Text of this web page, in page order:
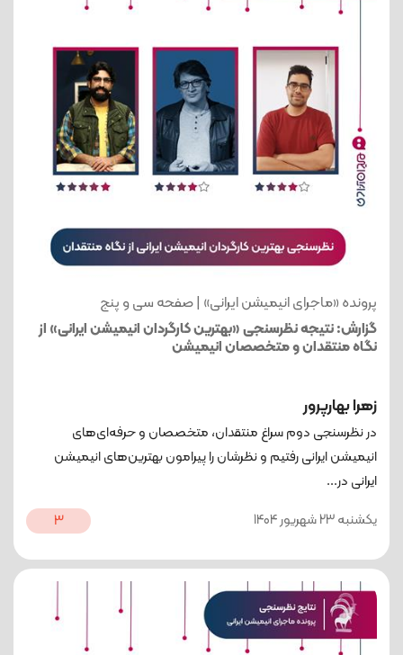
پرونده «ماجرای انیمیشن ایرانی» | صفحه سی و پنج
گزارش: نتیجه نظرسنجی «بهترین کارگردان انیمیشن‌ ایرانی» از
نگاه منتقدان و متخصصان انیمیشن
زهرا بهارپرور
در نظرسنجی دوم سراغ منتقدان، متخصصان و حرفه‌ای‌های
انیمیشن ایرانی رفتیم و نظرشان را پیرامون بهترین‌های انیمیشن
ایرانی در...
یکشنبه 23 شهریور 1404
3